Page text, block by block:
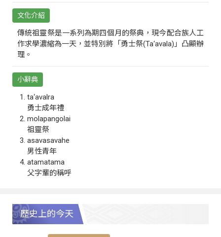
文化介紹
傳統祖靈祭是一系列為期四個月的祭典，現今配合族人工
作求學濃縮為一天，並特別將「勇士祭(Ta‘avala)」凸顯辦
理。
小辭典
ta‘avalra
勇士成年禮
molapangolai
祖靈祭
asavasavahe
男性青年
atamatama
父字輩的稱呼
歷史上的今天